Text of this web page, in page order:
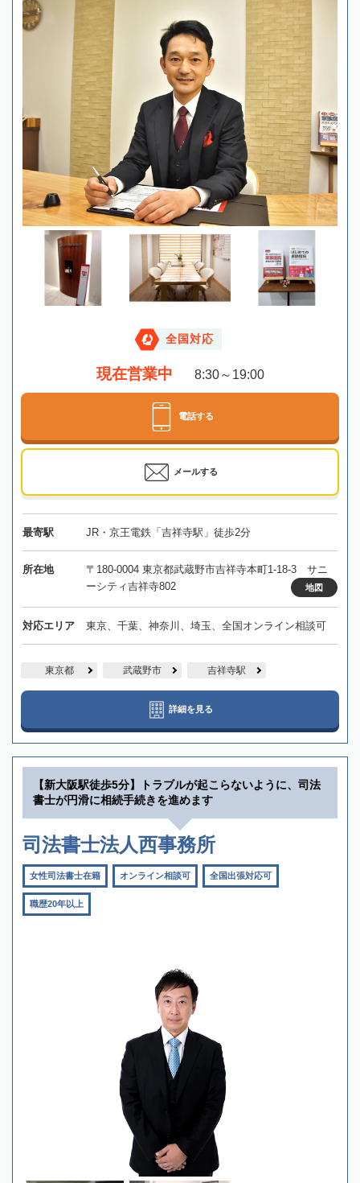
全国対応
現在営業中 8:30～19:00
電話する
メールする
最寄駅 JR・京王電鉄「吉祥寺駅」徒歩2分
所在地
〒180-0004 東京都武蔵野市吉祥寺本町1-18-3 サニ
ーシティ吉祥寺802
地図
対応エリア 東京、千葉、神奈川、埼玉、全国オンライン相談可
東京都 武蔵野市 吉祥寺駅
詳細を見る
【新大阪駅徒歩5分】トラブルが起こらないように、司法
書士が円滑に相続手続きを進めます
司法書士法人西事務所
女性司法書士在籍 オンライン相談可 全国出張対応可
職歴20年以上